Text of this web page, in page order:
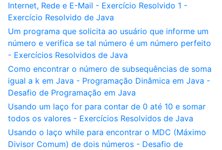
Internet, Rede e E-Mail - Exercício Resolvido 1 -
Exercício Resolvido de Java
Um programa que solicita ao usuário que informe um
número e verifica se tal número é um número perfeito
- Exercícios Resolvidos de Java
Como encontrar o número de subsequências de soma
igual a k em Java - Programação Dinâmica em Java -
Desafio de Programação em Java
Usando um laço for para contar de 0 até 10 e somar
todos os valores - Exercícios Resolvidos de Java
Usando o laço while para encontrar o MDC (Máximo
Divisor Comum) de dois números - Desafio de